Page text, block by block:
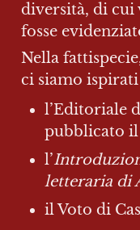
diversità, di
fosse
Nella
ci siamo ispirati
l’Editoriale
pubblicato il
l’
letteraria di
il Voto di